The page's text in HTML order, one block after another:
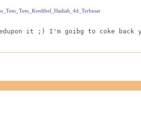
it ;) I'm goibg to coke back